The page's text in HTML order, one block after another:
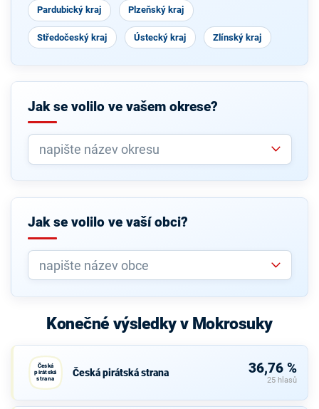
Pardubický kraj Plzeňský kraj
Středočeský kraj Ústecký kraj Zlínský kraj
Jak se volilo ve vašem okrese?
Jak se volilo ve vaší obci?
Konečné výsledky v Mokrosuky
Česká
pirátská
strana
Česká pirátská strana 36,76 %
25 hlasů